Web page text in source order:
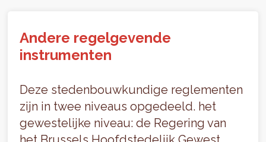
Andere regelgevende
instrumenten
Deze stedenbouwkundige reglementen
zijn in twee niveaus opgedeeld. het
gewestelijke niveau: de Regering van